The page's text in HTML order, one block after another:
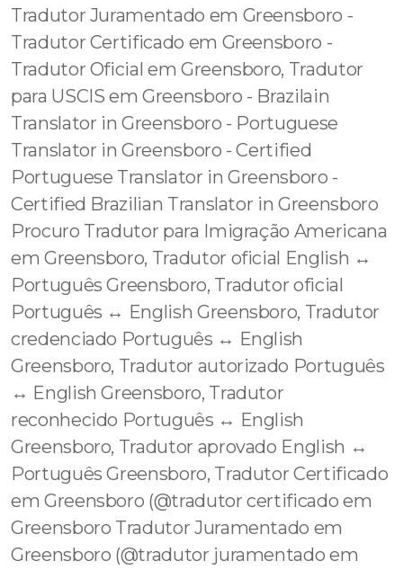
Tradutor Juramentado em Greensboro -
Tradutor Certificado em Greensboro -
Tradutor Oficial em Greensboro, Tradutor
para USCIS em Greensboro - Brazilain
Translator in Greensboro - Portuguese
Translator in Greensboro - Certified
Portuguese Translator in Greensboro -
Certified Brazilian Translator in Greensboro
Procuro Tradutor para Imigração Americana
em Greensboro, Tradutor oficial English ↔️
Português Greensboro, Tradutor oficial
Português ↔️ English Greensboro, Tradutor
credenciado Português ↔️ English
Greensboro, Tradutor autorizado Português
↔️ English Greensboro, Tradutor
reconhecido Português ↔️ English
Greensboro, Tradutor aprovado English ↔️
Português Greensboro, Tradutor Certificado
em Greensboro (@tradutor certificado em
Greensboro Tradutor Juramentado em
Greensboro (@tradutor juramentado em